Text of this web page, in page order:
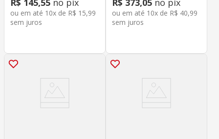
R$ 145,55 no pix
ou em até 10x de R$ 15,99
sem juros
R$ 373,05 no pix
ou em até 10x de R$ 40,99
sem juros